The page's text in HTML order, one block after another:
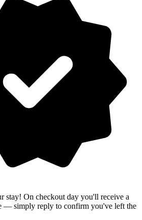
stay! On checkout day you'll receive a
— simply reply to confirm you've left the